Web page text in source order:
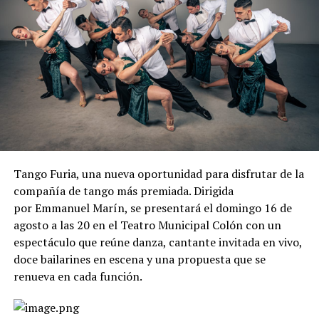
Tango Furia, una nueva oportunidad para disfrutar de la
compañía de tango más premiada. Dirigida
por Emmanuel Marín, se presentará el domingo 16 de
agosto a las 20 en el Teatro Municipal Colón con un
espectáculo que reúne danza, cantante invitada en vivo,
doce bailarines en escena y una propuesta que se
renueva en cada función.